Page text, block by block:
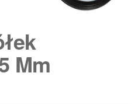
Mm